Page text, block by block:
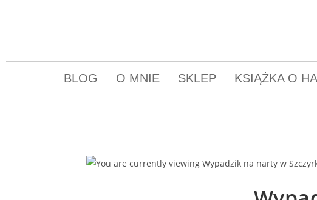
BLOG O MNIE SKLEP KSIĄŻKA O